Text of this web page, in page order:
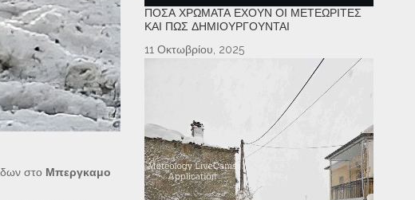
στο Μπεργκαμο
ΠΌΣΑ ΧΡΏΜΑΤΑ ΈΧΟΥΝ ΟΙ ΜΕΤΕΩΡΊΤΕΣ
ΚΑΙ ΠΏΣ ΔΗΜΙΟΥΡΓΟΎΝΤΑΙ
11 Οκτωβρίου, 2025